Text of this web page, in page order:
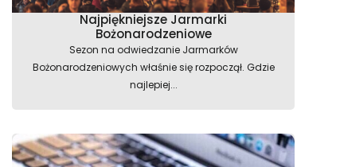
Najpiękniejsze Jarmarki
Bożonarodzeniowe
Sezon na odwiedzanie Jarmarków
Bożonarodzeniowych właśnie się rozpoczął. Gdzie
najlepiej...